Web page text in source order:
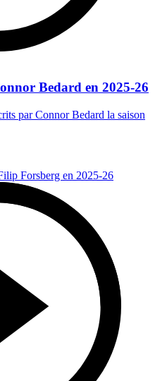
Bedard en 2025-26
par Connor Bedard la saison